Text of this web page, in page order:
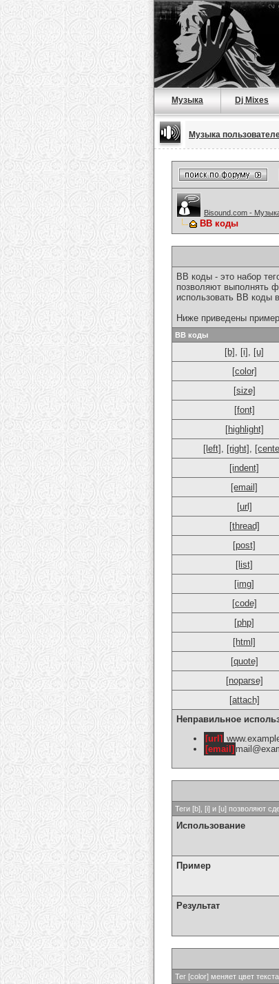
Музыка Dj Mixes
Музыка
Bisound.com -
BB коды
BB коды - это набор
позволяют выполнять
использовать BB коды
Ниже приведены
BB коды
[b] , [i] , [u]
[color]
[size]
[font]
[highlight]
[left] , [right] ,
[indent]
[email]
[url]
[thread]
[post]
[list]
[img]
[code]
[php]
[html]
[quote]
[noparse]
[attach]
Неправильное
[url]
[email]
Теги [b], [i] и [u] позволяют
Использование
Пример
Результат
Тег [color] меняет цвет текста.